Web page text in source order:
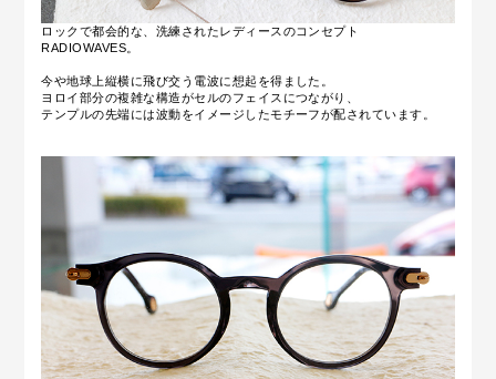
ロックで都会的な、洗練されたレディースのコンセプト
RADIOWAVES。
今や地球上縦横に飛び交う電波に想起を得ました。
ヨロイ部分の複雑な構造がセルのフェイスにつながり、
テンプルの先端には波動をイメージしたモチーフが配されています。